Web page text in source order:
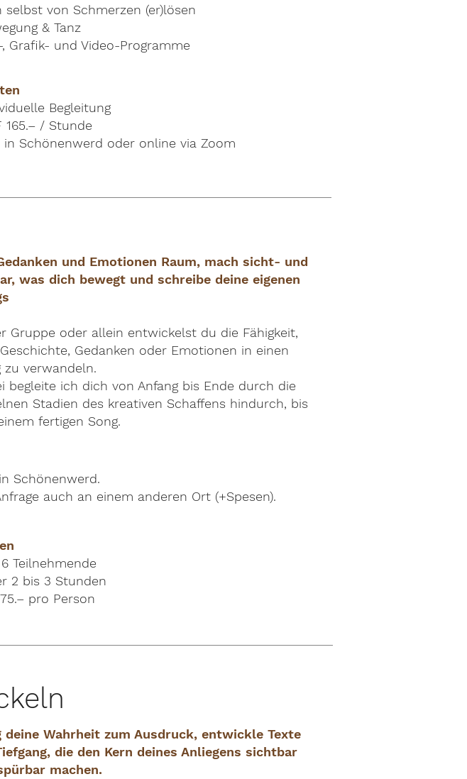
selbst von Schmerzen (er)lösen
& Tanz
, Grafik- und Video-Programme
Begleitung
165.– / Stunde
in Schönenwerd oder online via Zoom
und Emotionen Raum, mach sicht- und
was dich bewegt und schreibe deine eigenen
Gruppe oder allein entwickelst du die Fähigkeit,
Gedanken oder Emotionen in einen
zu verwandeln.
begleite ich dich von Anfang bis Ende durch die
Stadien des kreativen Schaffens hindurch, bis
fertigen Song.
in Schönenwerd.
auch an einem anderen Ort (+Spesen).
Teilnehmende
2 bis 3 Stunden
pro Person
deine Wahrheit zum Ausdruck, entwickle Texte
die den Kern deines Anliegens sichtbar
machen.